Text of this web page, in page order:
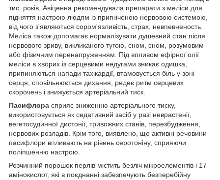
тис. років. Авіценна рекомендувала препарати з меліси для
підняття настрою людям із пригніченою нервовою системою,
від чого з'являються сором'язливість, страх, невпевненость.
Меліса також допомагає нормалізувати душевний стан після
нервового зриву, викликаного тугою, сном, сном, розумовим
або фізичним перенапруженням. Під впливом ефірної олії
меліси в хворих із серцевими недугами зникає одишка,
припиняються напади тахікардії, втамовується біль у зоні
серця, сповільнюється дихання, редеє ритм серцевих
скорочень і знижується артеріальний тиск.
Пасифлора сприяє зниженню артеріального тиску,
використовується як седативний засіб у разі неврастенії,
вегетосудинної дистонії, тривожних станів, перезбудження,
нервових розладів. Крім того, виявлено, що активні речовини
пасифлори впливають на рівень серотоніну, сприяючи
поліпшенню настрою.
Розчинний порошок перлів містить безліч мікроелементів і 17
амінокислот, які в поєднанні забезпечують безперебійну